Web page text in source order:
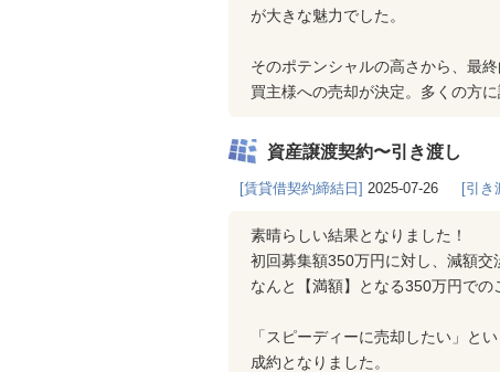
が大きな魅力でした。
そのポテンシャルの高さから、最
買主様への売却が決定。多くの方
資産譲渡契約〜引き渡し
[賃貸借契約締結日] 2025-07-26 [引き
素晴らしい結果となりました！
初回募集額350万円に対し、減額交
なんと【満額】となる350万円での
「スピーディーに売却したい」と
成約となりました。